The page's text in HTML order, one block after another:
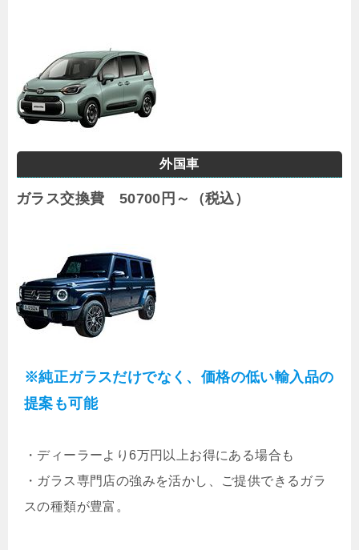
外国車
ガラス交換費 50700円～（税込）
※純正ガラスだけでなく、価格の低い輸入品の
提案も可能
・ ディーラーより6万円以上お得にある場合も
・ガラス専門店の強みを活かし、ご提供できるガラ
スの種類が豊富。